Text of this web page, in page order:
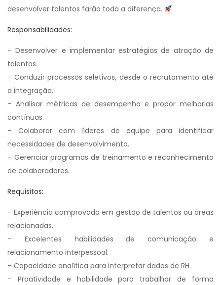
desenvolver talentos farão toda a diferença.
Responsabilidades:
– Desenvolver e implementar estratégias de atração de
talentos.
– Conduzir processos seletivos, desde o recrutamento até
a integração.
– Analisar métricas de desempenho e propor melhorias
contínuas.
– Colaborar com líderes de equipe para identificar
necessidades de desenvolvimento.
– Gerenciar programas de treinamento e reconhecimento
de colaboradores.
Requisitos:
– Experiência comprovada em gestão de talentos ou áreas
relacionadas.
– Excelentes habilidades de comunicação e
relacionamento interpessoal.
– Capacidade analítica para interpretar dados de RH.
– Proatividade e habilidade para trabalhar de forma